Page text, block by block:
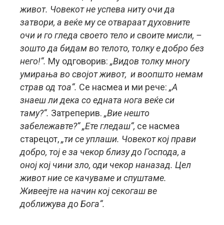
живот. Човекот не успева ниту очи да
затвори, а веќе му се отвараат духовните
очи и го гледа своето тело и своите мисли, –
зошто да бидам во телото, толку е добро без
него!“. Му одговорив: „Видов толку многу
умирања во својот живот, и воопшто немам
страв од тоа“. Се насмеа и ми рече: „А
знаеш ли дека со едната нога веќе си
таму?“. Затреперив. „Вие нешто
забележавте?“ „Ете гледаш“, се насмеа
старецот,„ти се уплаши. Човекот кој прави
добро, тој е за чекор близу до Господа, а
оној кој чини зло, оди чекор наназад. Цел
живот ние се качуваме и спуштаме.
Живеејте на начин кој секогаш ве
доближува до Бога“.